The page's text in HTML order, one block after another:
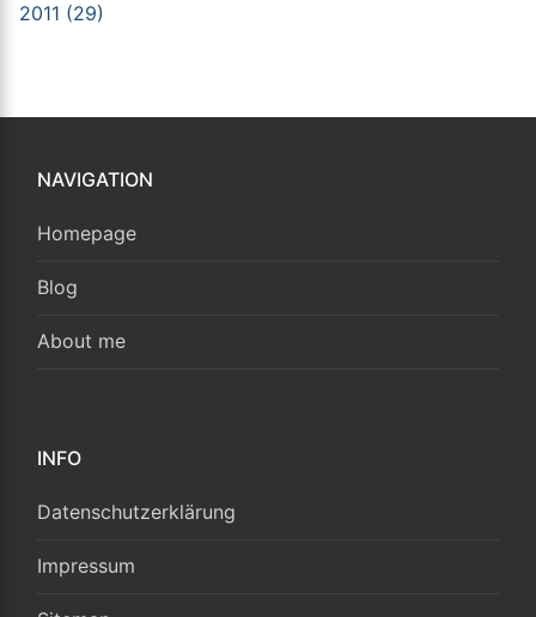
2011 (29)
NAVIGATION
Homepage
Blog
About me
INFO
Datenschutzerklärung
Impressum